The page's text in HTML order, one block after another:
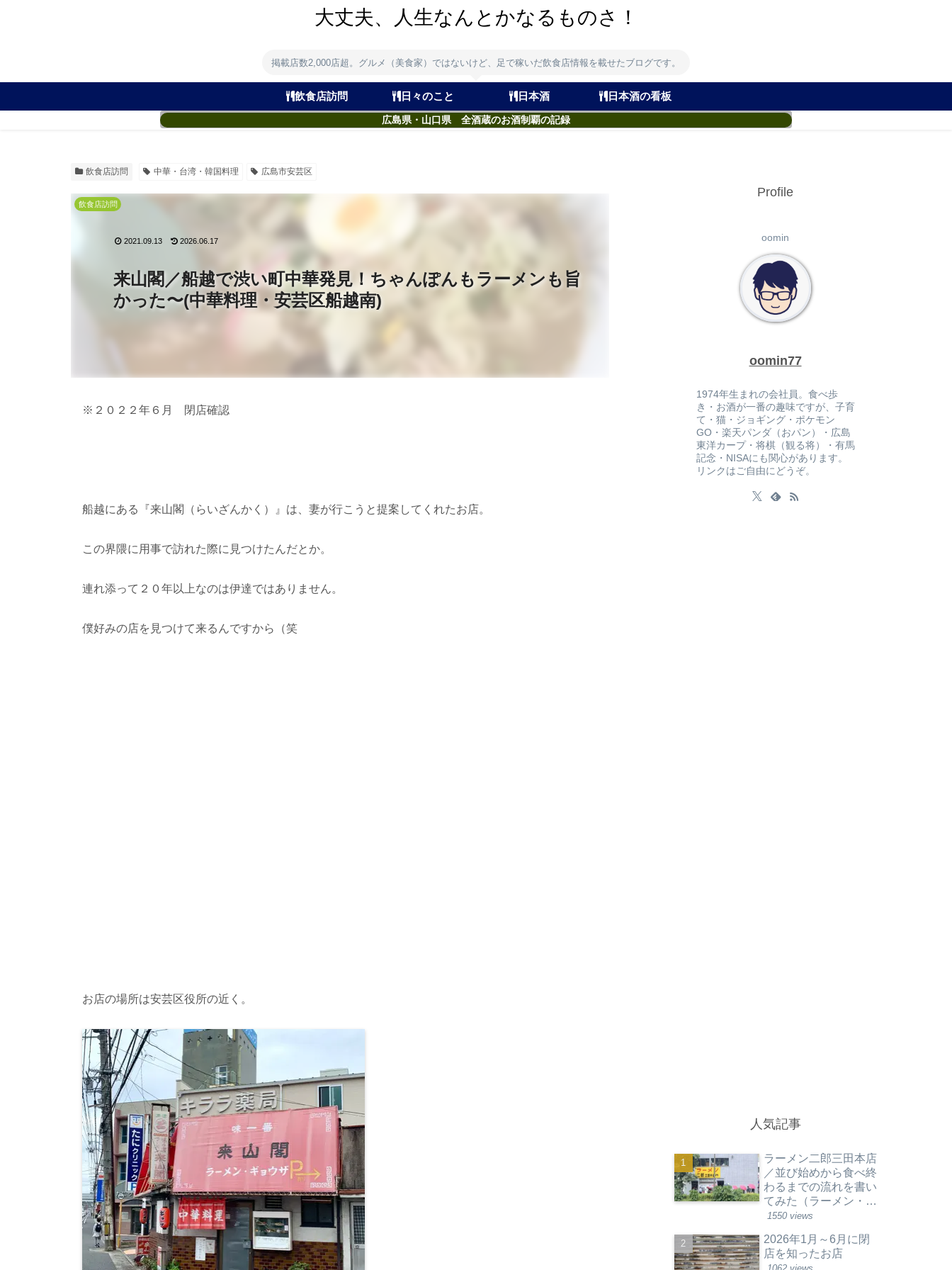
大丈夫、人生なんとかなるものさ！
掲載店数2,000店超。グルメ（美食家）ではないけど、足で稼いだ飲食店情報を載せたブログです。
飲食店訪問 日々のこと 日本酒 日本酒の看板
広島県・山口県 全酒蔵のお酒制覇の記録
飲食店訪問 中華・台湾・韓国料理 広島市安芸区
来山閣／船越で渋い町中華発見！ちゃんぽんもラーメンも旨
かった〜(中華料理・安芸区船越南)
飲食店訪問
2021.09.13 2026.06.17
※２０２２年６月 閉店確認
船越にある『来山閣（らいざんかく）』は、妻が行こうと提案してくれたお店。
この界隈に用事で訪れた際に見つけたんだとか。
連れ添って２０年以上なのは伊達ではありません。
僕好みの店を見つけて来るんですから（笑
お店の場所は安芸区役所の近く。
Profile
oomin
oomin77
1974年生まれの会社員。食べ歩
き・お酒が一番の趣味ですが、子育
て・猫・ジョギング・ポケモン
GO・楽天パンダ（おパン）・広島
東洋カープ・将棋（観る将）・有馬
記念・NISAにも関心があります。
リンクはご自由にどうぞ。
人気記事
ラーメン二郎三田本店
／並び始めから食べ終
わるまでの流れを書い
てみた（ラーメン・東
京都港区）
1550 views
2026年1月～6月に閉
店を知ったお店